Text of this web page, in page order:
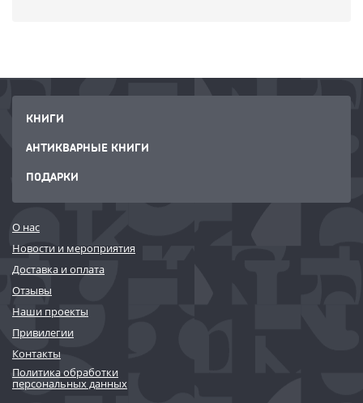
КНИГИ
АНТИКВАРНЫЕ КНИГИ
ПОДАРКИ
О нас
Новости и мероприятия
Доставка и оплата
Отзывы
Наши проекты
Привилегии
Контакты
Политика обработки
персональных данных